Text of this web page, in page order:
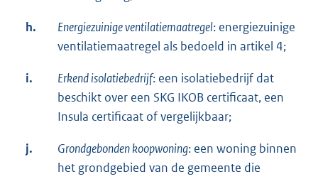
h. Energiezuinige ventilatiemaatregel: energiezuinige
ventilatiemaatregel als bedoeld in artikel 4;
i. Erkend isolatiebedrijf: een isolatiebedrijf dat
beschikt over een SKG IKOB certificaat, een
Insula certificaat of vergelijkbaar;
j. Grondgebonden koopwoning: een woning binnen
het grondgebied van de gemeente die